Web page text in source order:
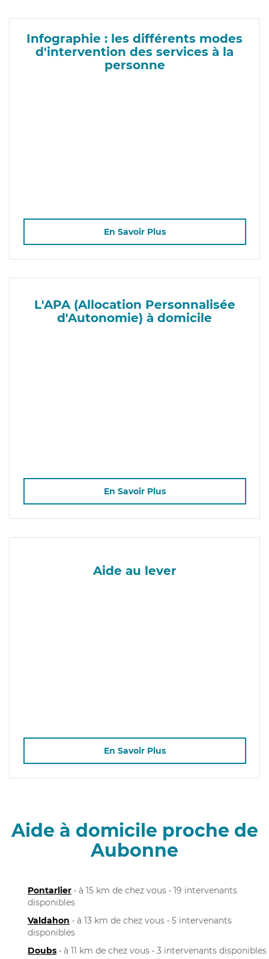
Infographie : les différents modes
d'intervention des services à la
personne
En Savoir Plus
L'APA (Allocation Personnalisée
d'Autonomie) à domicile
En Savoir Plus
Aide au lever
En Savoir Plus
Aide à domicile proche de
Aubonne
Pontarlier • à 15 km de chez vous • 19 intervenants
disponibles
Valdahon • à 13 km de chez vous • 5 intervenants
disponibles
Doubs • à 11 km de chez vous • 3 intervenants disponibles